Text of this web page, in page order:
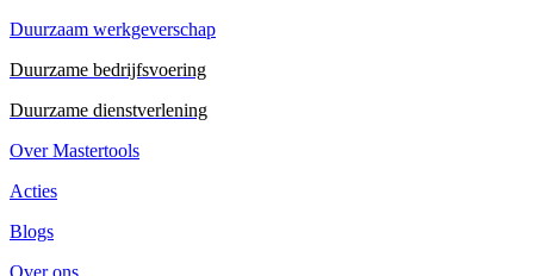
Duurzaam werkgeverschap
Duurzame bedrijfsvoering
Duurzame dienstverlening
Over Mastertools
Acties
Blogs
Over ons